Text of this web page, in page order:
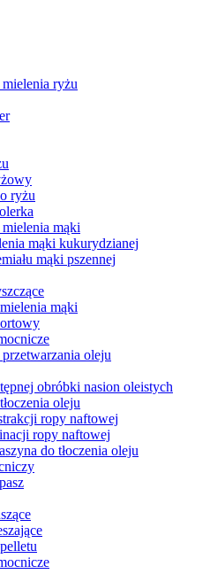
ryżu
ryżu
mąki
mąki kukurydzianej
mąki pszennej
mąki
oleju
obróbki nasion oleistych
oleju
ropy naftowej
ropy naftowej
do tłoczenia oleju